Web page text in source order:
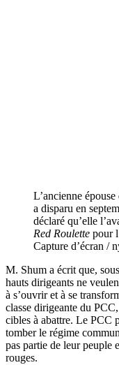
L’ancienne
a disparu en
déclaré qu’elle
Red Roulette pour
Capture d’écran /
M. Shum a écrit que,
hauts dirigeants ne
à s’ouvrir et à se
classe dirigeante du
cibles à abattre. Le PCC
tomber le régime
pas partie de leur peuple
rouges.